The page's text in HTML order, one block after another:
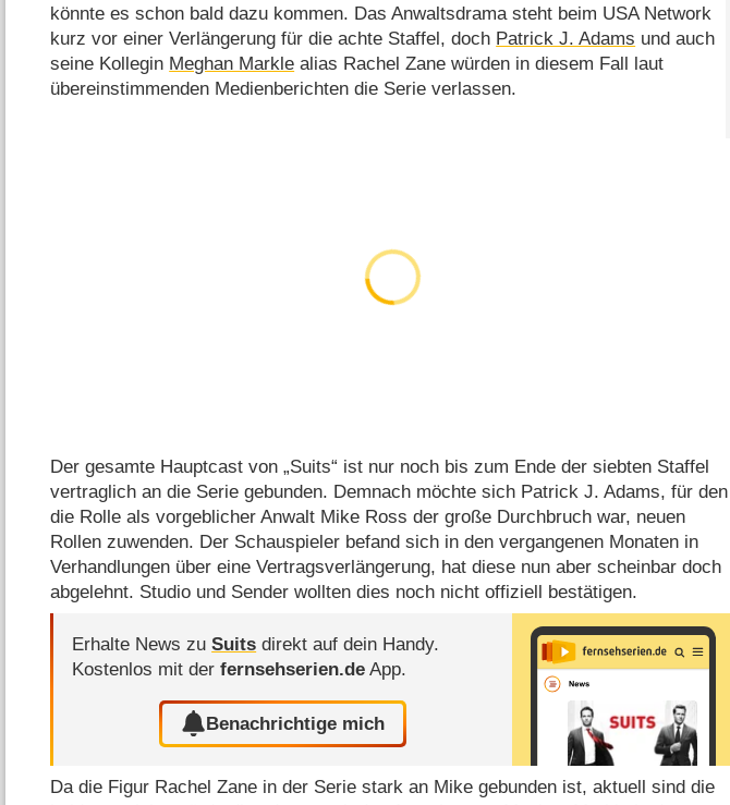
könnte es schon bald dazu kommen. Das Anwaltsdrama steht beim USA Network
kurz vor einer Verlängerung für die achte Staffel, doch Patrick J. Adams und auch
seine Kollegin Meghan Markle alias Rachel Zane würden in diesem Fall laut
übereinstimmenden Medienberichten die Serie verlassen.
Der gesamte Hauptcast von „Suits“ ist nur noch bis zum Ende der siebten Staffel
vertraglich an die Serie gebunden. Demnach möchte sich Patrick J. Adams, für den
die Rolle als vorgeblicher Anwalt Mike Ross der große Durchbruch war, neuen
Rollen zuwenden. Der Schauspieler befand sich in den vergangenen Monaten in
Verhandlungen über eine Vertragsverlängerung, hat diese nun aber scheinbar doch
abgelehnt. Studio und Sender wollten dies noch nicht offiziell bestätigen.
Erhalte News zuSuits direkt auf dein Handy.
Kostenlos mit derfernsehserien.de App.
Benachrichtige mich
Da die Figur Rachel Zane in der Serie stark an Mike gebunden ist, aktuell sind die